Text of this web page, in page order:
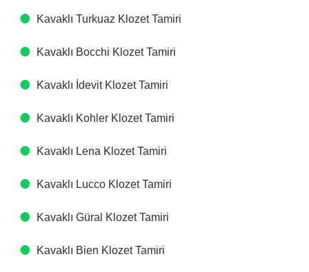
Kavaklı Turkuaz Klozet Tamiri
Kavaklı Bocchi Klozet Tamiri
Kavaklı İdevit Klozet Tamiri
Kavaklı Kohler Klozet Tamiri
Kavaklı Lena Klozet Tamiri
Kavaklı Lucco Klozet Tamiri
Kavaklı Güral Klozet Tamiri
Kavaklı Bien Klozet Tamiri